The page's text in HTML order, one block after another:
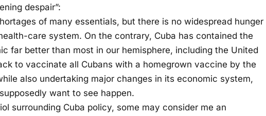
despair”:
of many essentials, but there is no widespread hunger
care system. On the contrary, Cuba has contained the
far better than most in our hemisphere, including the United
to vaccinate all Cubans with a homegrown vaccine by the
also undertaking major changes in its economic system,
want to see happen.
surrounding Cuba policy, some may consider me an